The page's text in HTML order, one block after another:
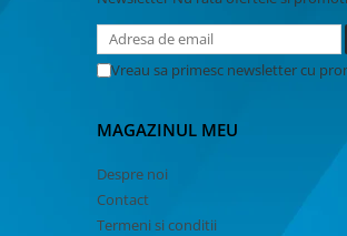
MACHETE ELICOPTERE SI AVIOANE
Miniaturi Navale de Colectie
MACHETE RALIU – Miniaturi Masini
de Raliu la Diverse Scari
Vreau sa primesc newsletter cu
MAGAZINUL MEU
Despre noi
Contact
Termeni si conditii